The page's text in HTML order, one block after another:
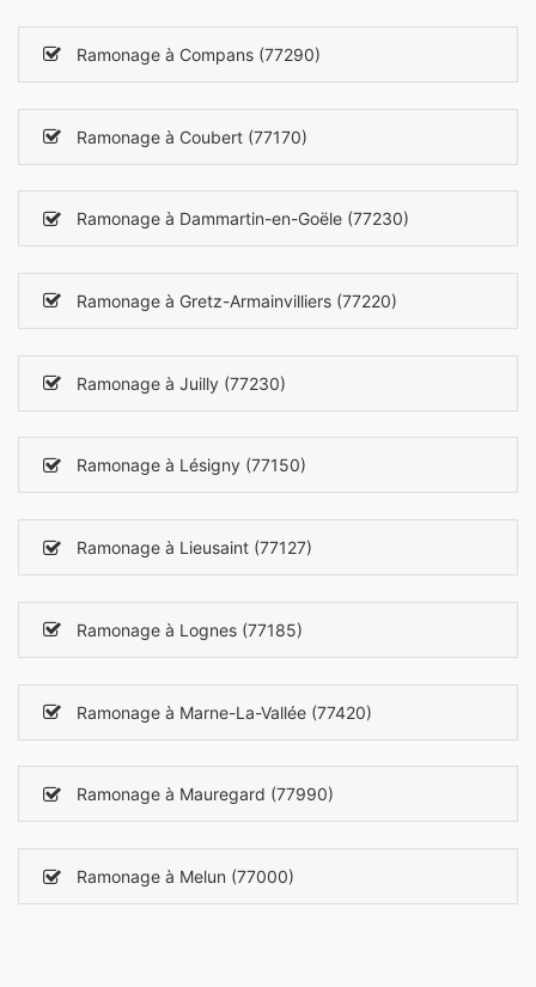
Ramonage à Compans (77290)
Ramonage à Coubert (77170)
Ramonage à Dammartin-en-Goële (77230)
Ramonage à Gretz-Armainvilliers (77220)
Ramonage à Juilly (77230)
Ramonage à Lésigny (77150)
Ramonage à Lieusaint (77127)
Ramonage à Lognes (77185)
Ramonage à Marne-La-Vallée (77420)
Ramonage à Mauregard (77990)
Ramonage à Melun (77000)